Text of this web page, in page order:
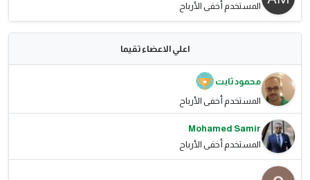
المستخدم أخفى الأرباح
اعلي الاعضاء تقيما
محمود ثابت
المستخدم أخفى الأرباح
Mohamed Samir
المستخدم أخفى الأرباح